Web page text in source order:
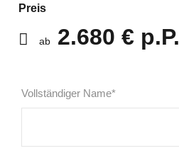
Preis
ab 2.680 € p.P.
Vollständiger Name*